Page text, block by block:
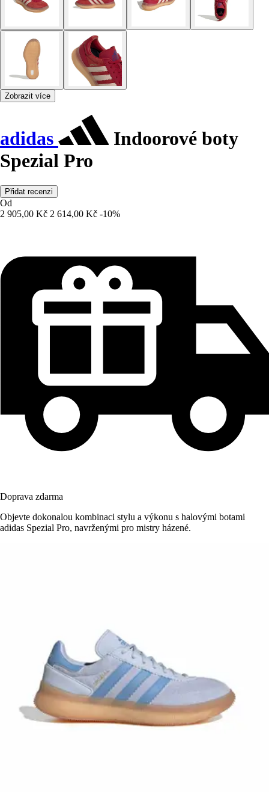
Zobrazit více
adidas
Indoorové boty
Spezial Pro
Přidat recenzi
Od
2 905,00 Kč 2 614,00 Kč -10%
Doprava zdarma
Objevte dokonalou kombinaci stylu a výkonu s halovými botami
adidas Spezial Pro, navrženými pro mistry házené.